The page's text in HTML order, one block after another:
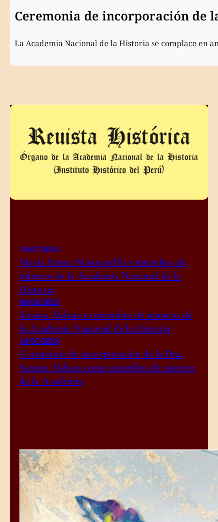
Ceremonia de incorporación de
La Academia Nacional de la Historia se complace en
19/07/2026
María Emma Mannarelli es miembro de
número de la Academia Nacional de la
Historia
06/06/2026
Susana Aldana es miembro de número de
la Academia Nacional de la Historia
16/05/2026
Ceremonia de incorporación de la Dra.
Susana Aldana como miembro de número
de la Academia